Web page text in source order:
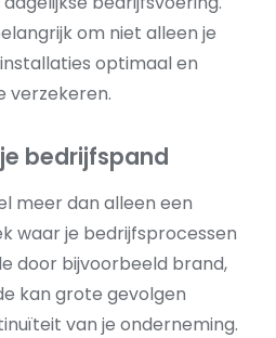
om niet alleen je
optimaal en
verzekeren.
bedrijfspand
meer dan alleen een
waar je bedrijfsprocessen
door bijvoorbeeld brand,
kan grote gevolgen
van je onderneming.